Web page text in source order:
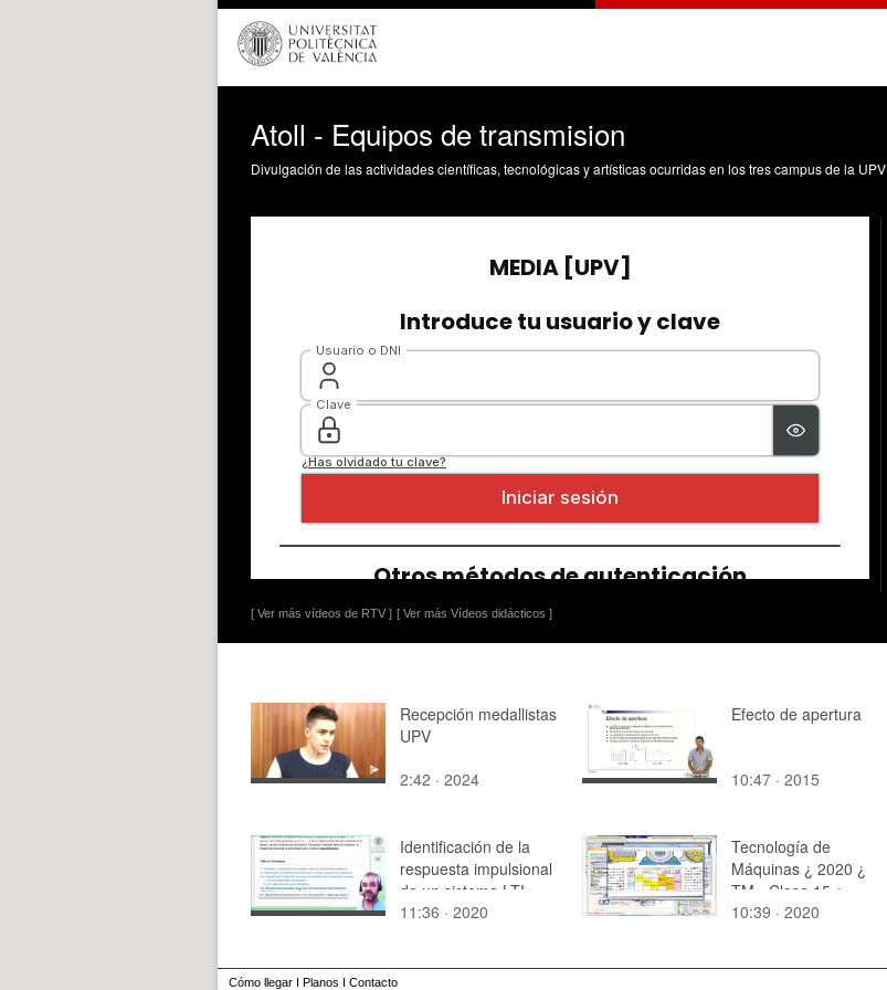
Atoll - Equipos de transmision
Divulgación de las actividades científicas, tecnológicas y artísticas ocurridas en los tres campus de la UPV
[ Ver más vídeos de RTV ] [ Ver más Vídeos didácticos ]
Recepción medallistas
UPV
2:42 · 2024
Efecto de apertura
10:47 · 2015
Identificación de la
respuesta impulsional
de un sistema LTI
discreto:
11:36 · 2020
Tecnología de
Máquinas ¿ 2020 ¿
TM - Clase 15 ¿
Tramo 08 de 16
10:39 · 2020
Cómo llegar I Planos I Contacto